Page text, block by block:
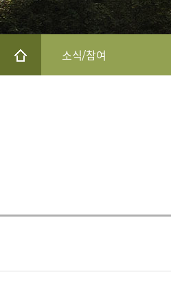
소식/참여